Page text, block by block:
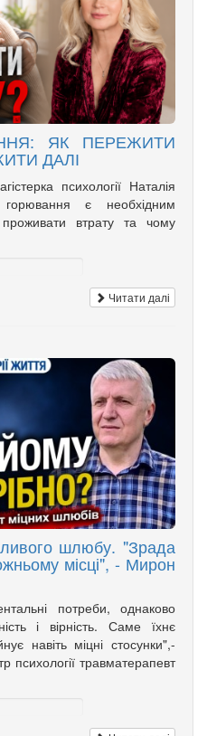
ЯК ПЕРЕЖИТИ
ДАЛІ
психології Наталія
є необхідним
втрату та чому
Читати далі
шлюбу. "Зрада
місці", - Мирон
потреби, однаково
і вірність. Саме їхнє
навіть міцні стосунки",-
психології травматерапевт